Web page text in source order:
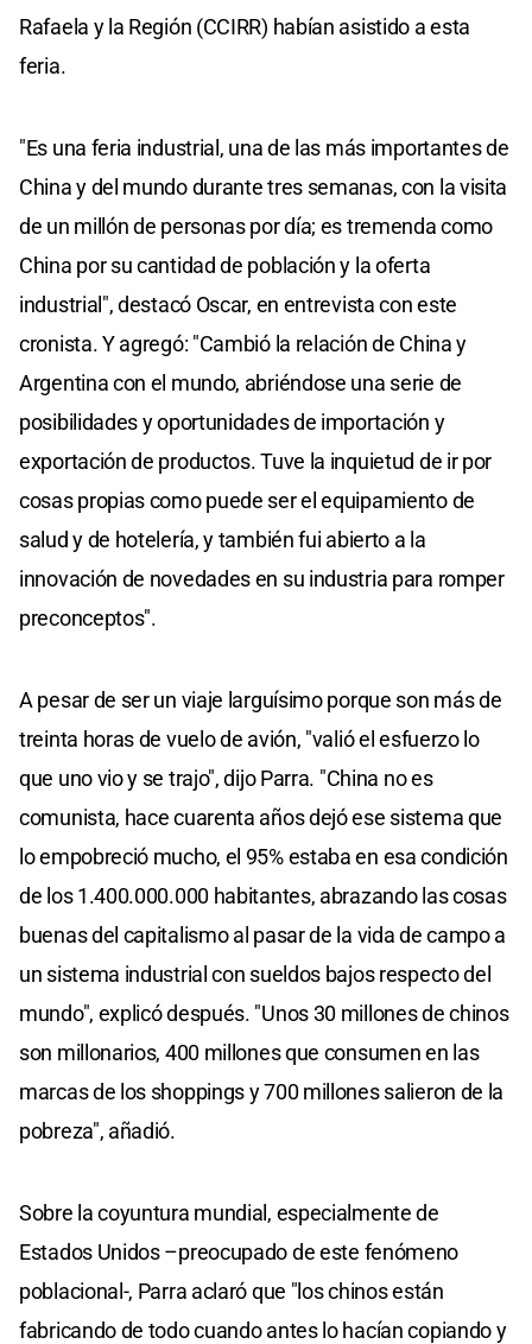
Rafaela y la Región (CCIRR) habían asistido a esta
feria.
"Es una feria industrial, una de las más importantes de
China y del mundo durante tres semanas, con la visita
de un millón de personas por día; es tremenda como
China por su cantidad de población y la oferta
industrial", destacó Oscar, en entrevista con este
cronista. Y agregó: "Cambió la relación de China y
Argentina con el mundo, abriéndose una serie de
posibilidades y oportunidades de importación y
exportación de productos. Tuve la inquietud de ir por
cosas propias como puede ser el equipamiento de
salud y de hotelería, y también fui abierto a la
innovación de novedades en su industria para romper
preconceptos".
A pesar de ser un viaje larguísimo porque son más de
treinta horas de vuelo de avión, "valió el esfuerzo lo
que uno vio y se trajo", dijo Parra. "China no es
comunista, hace cuarenta años dejó ese sistema que
lo empobreció mucho, el 95% estaba en esa condición
de los 1.400.000.000 habitantes, abrazando las cosas
buenas del capitalismo al pasar de la vida de campo a
un sistema industrial con sueldos bajos respecto del
mundo", explicó después. "Unos 30 millones de chinos
son millonarios, 400 millones que consumen en las
marcas de los shoppings y 700 millones salieron de la
pobreza", añadió.
Sobre la coyuntura mundial, especialmente de
Estados Unidos –preocupado de este fenómeno
poblacional-, Parra aclaró que "los chinos están
fabricando de todo cuando antes lo hacían copiando y